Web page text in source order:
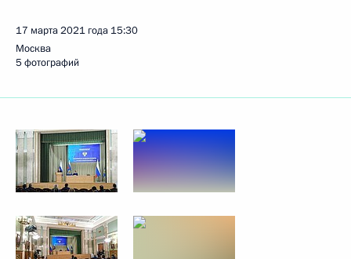
17 марта 2021 года 15:30
Москва
5 фотографий